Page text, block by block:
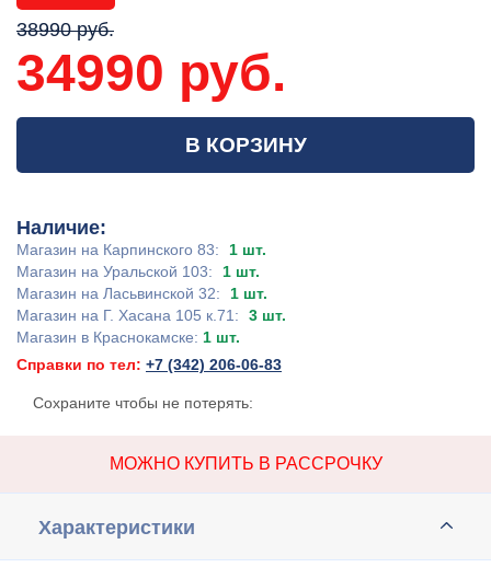
38990 руб.
34990 руб.
В КОРЗИНУ
Наличие:
Магазин на Карпинского 83:
1 шт.
Магазин на Уральской 103:
1 шт.
Магазин на Ласьвинской 32:
1 шт.
Магазин на Г. Хасана 105 к.71:
3 шт.
Магазин в Краснокамске: 1 шт.
Справки по тел: +7 (342) 206-06-83
Сохраните чтобы не потерять:
МОЖНО КУПИТЬ В РАССРОЧКУ
Характеристики